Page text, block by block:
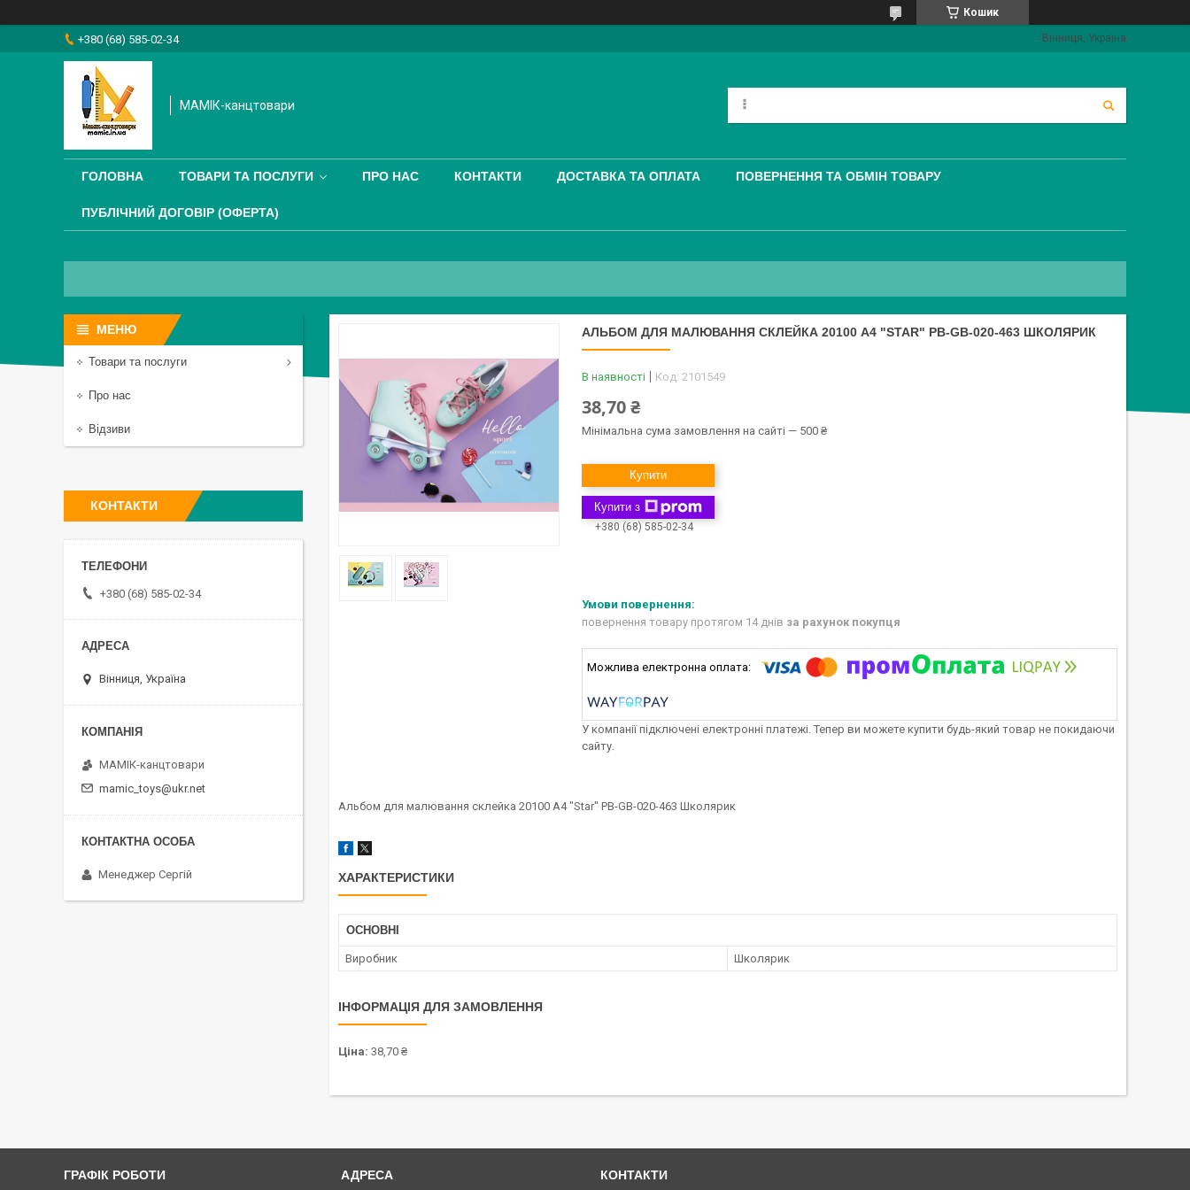
Кошик
+380 (68) 585-02-34 Вінниця, Україна
МАМІК-канцтовари
ГОЛОВНА ТОВАРИ ТА ПОСЛУГИ ПРО НАС КОНТАКТИ ДОСТАВКА ТА ОПЛАТА ПОВЕРНЕННЯ ТА ОБМІН ТОВАРУ
ПУБЛІЧНИЙ ДОГОВІР (ОФЕРТА)
АЛЬБОМ ДЛЯ МАЛЮВАННЯ СКЛЕЙКА 20100 А4 "STAR" PB-GB-020-463 ШКОЛЯРИК
В наявності Код: 2101549
38,70 ₴
Мінімальна сума замовлення на сайті — 500 ₴
Купити
Купити з
+380 (68) 585-02-34
повернення товару протягом 14 днів за рахунок покупця
У компанії підключені електронні платежі. Тепер ви можете купити будь-який товар не покидаючи
сайту.
Альбом для малювання склейка 20100 А4 "Star" PB-GB-020-463 Школярик
ХАРАКТЕРИСТИКИ
ОСНОВНІ
Виробник Школярик
ІНФОРМАЦІЯ ДЛЯ ЗАМОВЛЕННЯ
Ціна: 38,70 ₴
Товари та послуги
Про нас
Відзиви
КОНТАКТИ
+380 (68) 585-02-34
Вінниця, Україна
МАМІК-канцтовари
mamic_toys@ukr.net
Менеджер Сергій
ГРАФІК РОБОТИ